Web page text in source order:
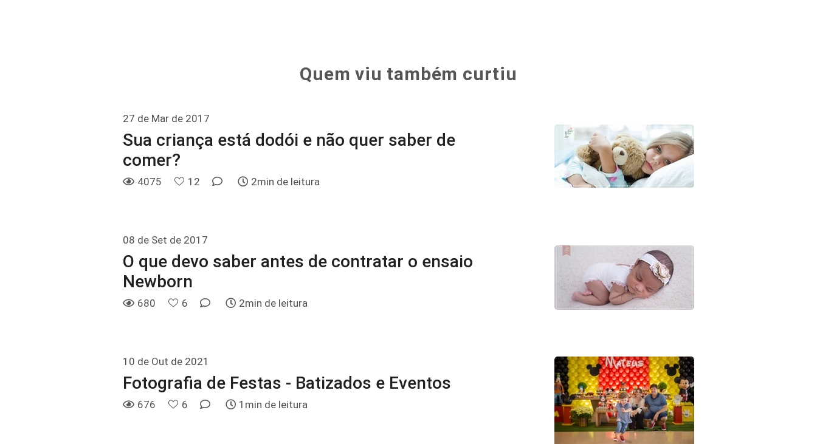
Quem viu também curtiu
27 de Mar de 2017
Sua criança está dodói e não quer saber de
comer?
4075 12 2min de leitura
08 de Set de 2017
O que devo saber antes de contratar o ensaio
Newborn
680 6 2min de leitura
10 de Out de 2021
Fotografia de Festas - Batizados e Eventos
676 6 1min de leitura